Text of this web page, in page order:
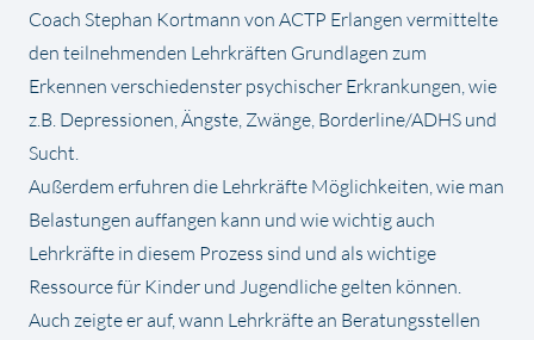
Coach Stephan Kortmann von ACTP Erlangen vermittelte
den teilnehmenden Lehrkräften Grundlagen zum
Erkennen verschiedenster psychischer Erkrankungen, wie
z.B. Depressionen, Ängste, Zwänge, Borderline/ADHS und
Sucht.
Außerdem erfuhren die Lehrkräfte Möglichkeiten, wie man
Belastungen auffangen kann und wie wichtig auch
Lehrkräfte in diesem Prozess sind und als wichtige
Ressource für Kinder und Jugendliche gelten können.
Auch zeigte er auf, wann Lehrkräfte an Beratungsstellen